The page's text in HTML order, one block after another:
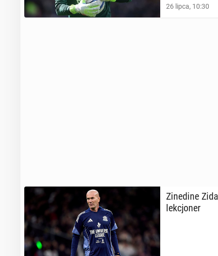
26 lipca, 10:30
Zi­ne­di­ne
lek­cjo­ner